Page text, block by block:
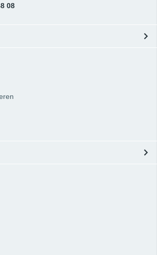
08